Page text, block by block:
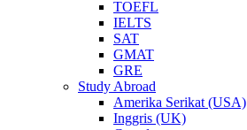
TOEFL
IELTS
SAT
GMAT
GRE
Study Abroad
Amerika Serikat (USA)
Inggris (UK)